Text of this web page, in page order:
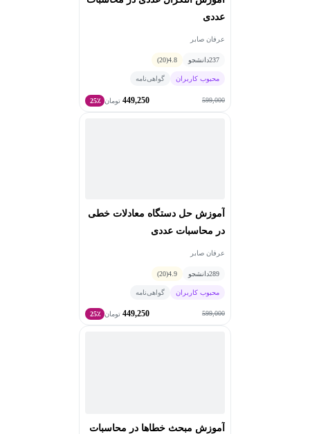
عددی
عرفان صابر
237دانشجو 4.8
(20)
محبوب کاربران گواهی‌نامه
599,000
449,250 تومان 25٪
آموزش حل دستگاه معادلات خطی
در محاسبات عددی
عرفان صابر
289دانشجو 4.9
(20)
محبوب کاربران گواهی‌نامه
599,000
449,250 تومان 25٪
آموزش مبحث خطاها در محاسبات